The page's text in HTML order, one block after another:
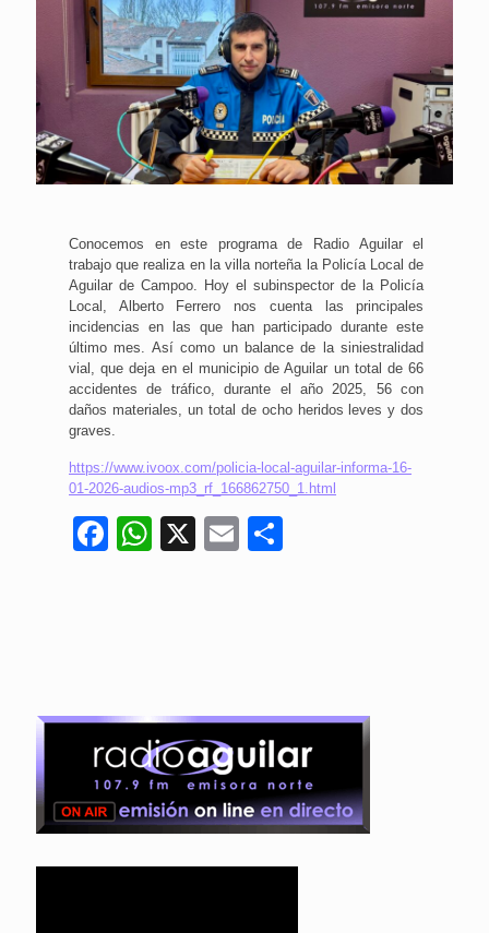
Conocemos en este programa de Radio Aguilar el
trabajo que realiza en la villa norteña la Policía Local de
Aguilar de Campoo. Hoy el subinspector de la Policía
Local, Alberto Ferrero nos cuenta las principales
incidencias en las que han participado durante este
último mes. Así como un balance de la siniestralidad
vial, que deja en el municipio de Aguilar un total de 66
accidentes de tráfico, durante el año 2025, 56 con
daños materiales, un total de ocho heridos leves y dos
graves.
https://www.ivoox.com/policia-local-aguilar-informa-16-
01-2026-audios-mp3_rf_166862750_1.html
Facebook
WhatsApp
X Email